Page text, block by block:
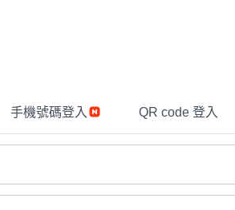
手機號碼登入 QR code 登入